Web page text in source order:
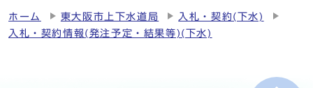
ホーム 東大阪市上下水道局
入札・契約(下水)
入札・契約情報(発注予定・結果等)(下水)